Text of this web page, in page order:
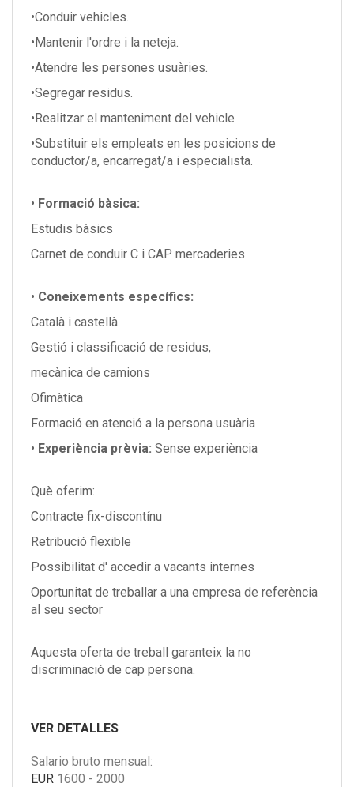
DE
ES
PT
•Conduir vehicles.
•Mantenir l'ordre i la neteja.
•Atendre les persones usuàries.
•Segregar residus.
•Realitzar el manteniment del vehicle
•Substituir els empleats en les posicions de
conductor/a, encarregat/a i especialista.
• Formació bàsica:
Estudis bàsics
Carnet de conduir C i CAP mercaderies
• Coneixements específics:
Català i castellà
Gestió i classificació de residus,
mecànica de camions
Ofimàtica
Formació en atenció a la persona usuària
• Experiència prèvia: Sense experiència
Què oferim:
Contracte fix-discontínu
Retribució flexible
Possibilitat d' accedir a vacants internes
Oportunitat de treballar a una empresa de referència
al seu sector
Aquesta oferta de treball garanteix la no
discriminació de cap persona.
VER DETALLES
Salario bruto mensual:
EUR 1600 - 2000